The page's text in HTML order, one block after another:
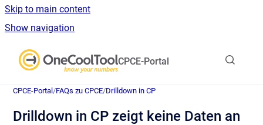
Skip to main content
Show navigation
CPCE-Portal
CPCE-Portal/FAQs zu CPCE/Drilldown in CP
Drilldown in CP zeigt keine Daten an